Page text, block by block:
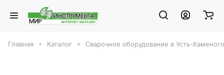
Главная Каталог Сварочное оборудование в Усть-